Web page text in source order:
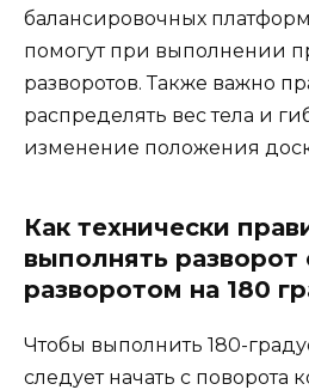
балансировочных
помогут при выполнении
разворотов. Также важно
распределять вес тела и
изменение положения
Как технически
выполнять разворот
разворотом на 180
Чтобы выполнить 180-
следует начать с поворота